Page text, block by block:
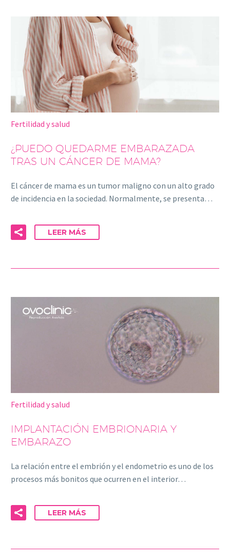
Fertilidad y salud
¿PUEDO QUEDARME EMBARAZADA
TRAS UN CÁNCER DE MAMA?
El cáncer de mama es un tumor maligno con un alto grado
de incidencia en la sociedad. Normalmente, se presenta…
LEER MÁS
Fertilidad y salud
IMPLANTACIÓN EMBRIONARIA Y
EMBARAZO
La relación entre el embrión y el endometrio es uno de los
procesos más bonitos que ocurren en el interior…
LEER MÁS